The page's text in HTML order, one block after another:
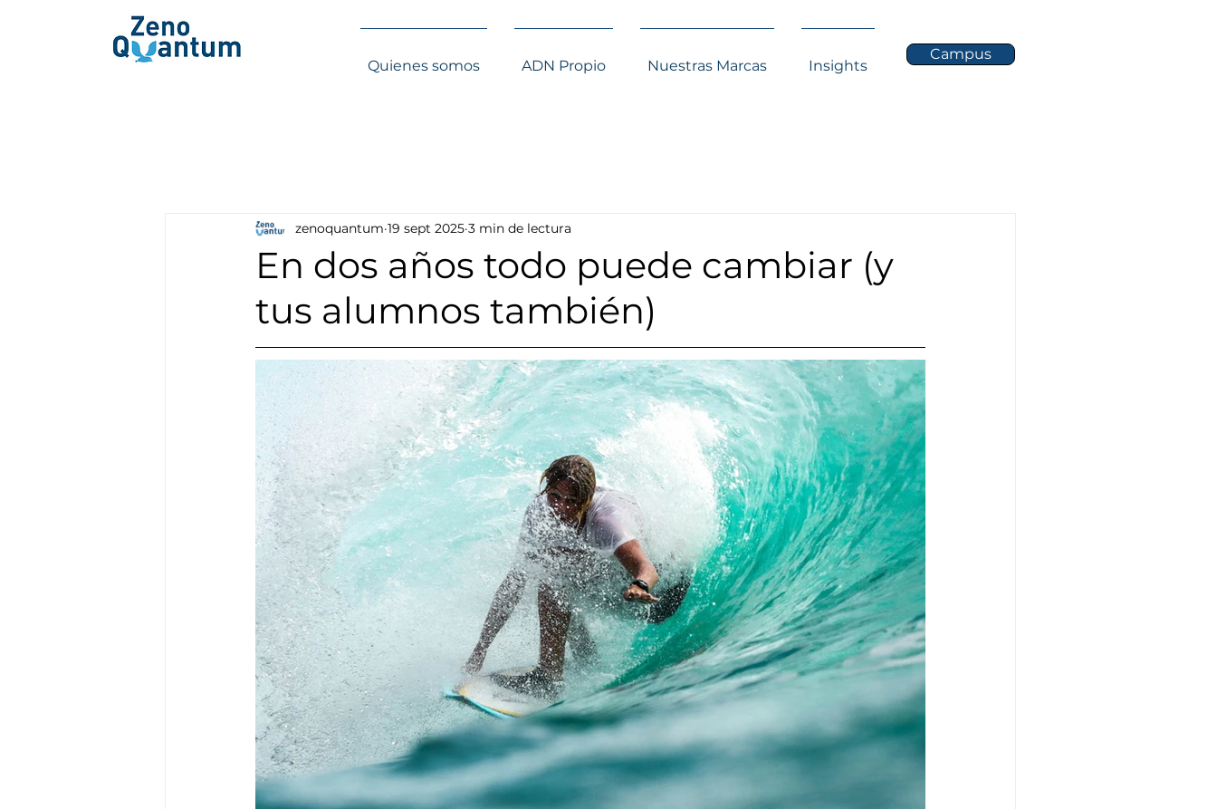
Quienes somos ADN Propio Nuestras Marcas Insights
Campus
En dos años todo puede cambiar (y
tus alumnos también)
zenoquantum 19 sept 2025 3 min de lectura